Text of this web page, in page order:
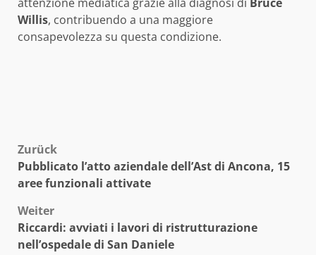
Willis, contribuendo a una maggiore
consapevolezza su questa condizione.
Beitragsnavigation
Zurück
Pubblicato l’atto aziendale dell’Ast di Ancona, 15
aree funzionali attivate
Weiter
Riccardi: avviati i lavori di ristrutturazione
nell’ospedale di San Daniele